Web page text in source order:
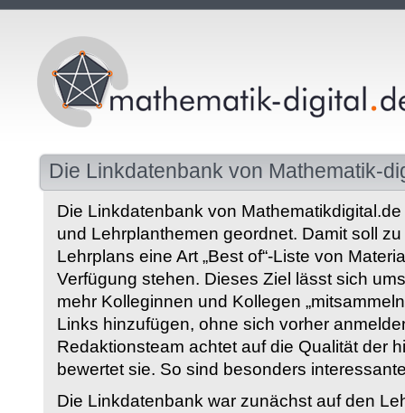
Die Linkdatenbank von Mathematik-
Die Linkdatenbank von
und Lehrplanthemen geordnet. Damit soll
Lehrplans eine Art „Best of“-Liste von
Verfügung stehen. Dieses Ziel lässt sich
mehr Kolleginnen und Kollegen
Links hinzufügen, ohne sich vorher
Redaktionsteam achtet auf die Qualität der
bewertet sie. So sind besonders
Die Linkdatenbank war zunächst auf den